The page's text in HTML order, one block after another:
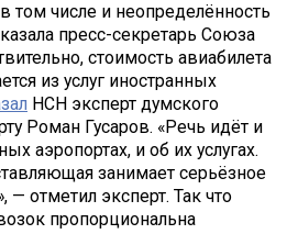
том числе и неопределённость
пресс-секретарь Союза
стоимость авиабилета
из услуг иностранных
НСН эксперт думского
Роман Гусаров. «Речь идёт и
аэропортах, и об их услугах.
занимает серьёзное
— отметил эксперт. Так что
пропорциональна